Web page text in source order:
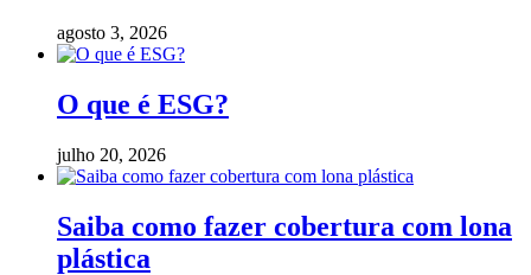
agosto 3, 2026
O que é ESG?
julho 20, 2026
Saiba como fazer cobertura com lona
plástica